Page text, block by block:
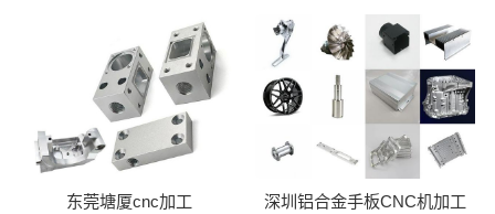
东莞塘厦cnc加工 深圳铝合金手板CNC机加工